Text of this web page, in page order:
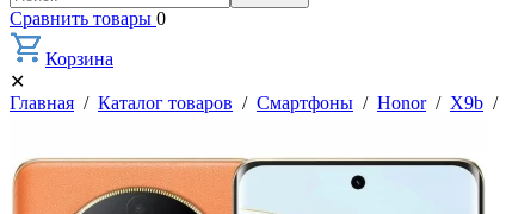
Сравнить товары 0
Корзина
✕
Главная / Каталог товаров / Смартфоны / Honor/ X9b /